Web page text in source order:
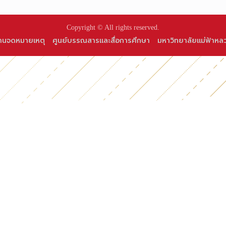
Copyright © All rights reserved.
นจดหมายเหตุ ศูนย์บรรณสารและสื่อการศึกษา มหาวิทยาลัยแม่ฟ้าหล